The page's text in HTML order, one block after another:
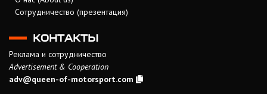
Сотрудничество (презентация)
КОНТАКТЫ
Реклама и сотрудничество
Advertisement & Cooperation
adv@queen-of-motorsport.com